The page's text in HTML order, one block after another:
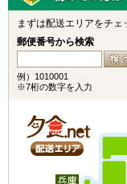
まずは配送エリアをチェ
郵便番号から検索
例）1010001
※7桁の数字を入力